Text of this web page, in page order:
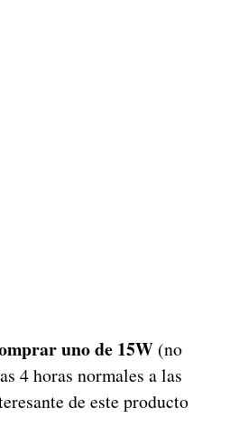
uno de 15W (no
4 horas normales a las
de este producto